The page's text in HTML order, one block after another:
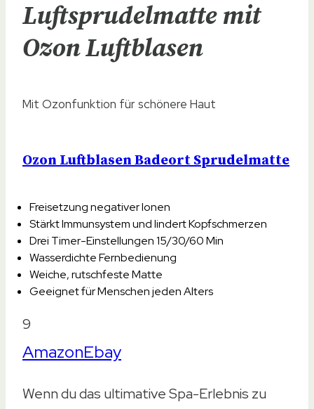
Luftsprudelmatte mit
Ozon Luftblasen
Mit Ozonfunktion für schönere Haut
Ozon Luftblasen Badeort Sprudelmatte
Freisetzung negativer Ionen
Stärkt Immunsystem und lindert Kopfschmerzen
Drei Timer-Einstellungen 15/30/60 Min
Wasserdichte Fernbedienung
Weiche, rutschfeste Matte
Geeignet für Menschen jeden Alters
9
AmazonEbay
Wenn du das ultimative Spa-Erlebnis zu